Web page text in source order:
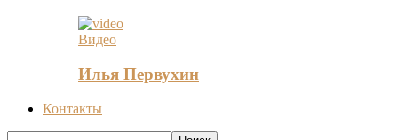
Видео
Илья Первухин
Контакты